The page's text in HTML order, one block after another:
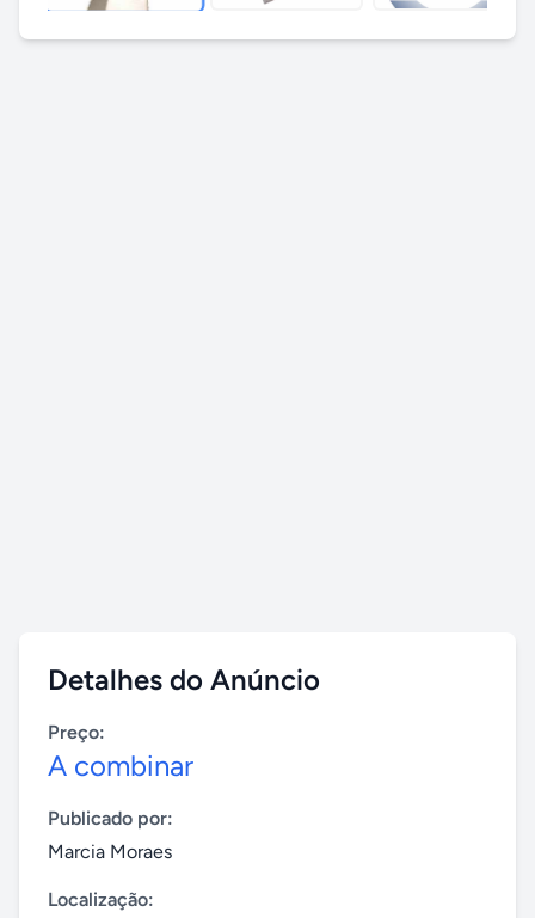
Detalhes do Anúncio
Preço:
A combinar
Publicado por:
Marcia Moraes
Localização: